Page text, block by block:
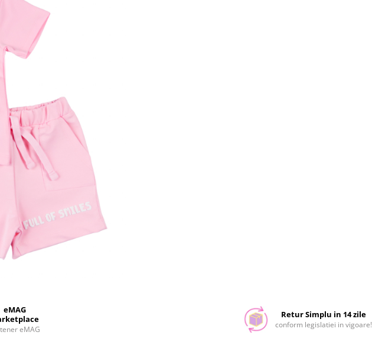
eMAG
eMAG
Retur Simplu in 14 zile
conform legislatiei in vigoare!